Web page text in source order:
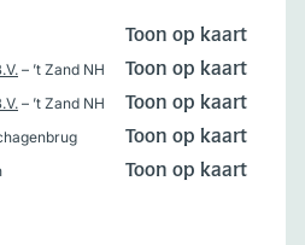
Toon op kaart
– ’t Zand NH Toon op kaart
– ’t Zand NH Toon op kaart
Toon op kaart
Toon op kaart